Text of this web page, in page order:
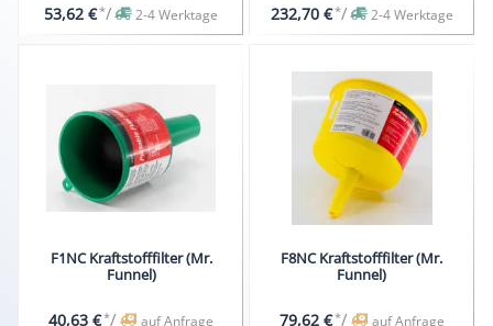
53,62 €*/ 2-4 Werktage 232,70 €*/ 2-4 Werktage
F1NC Kraftstofffilter (Mr.
Funnel)
40,63 €*/ auf Anfrage
F8NC Kraftstofffilter (Mr.
Funnel)
79,62 €*/ auf Anfrage